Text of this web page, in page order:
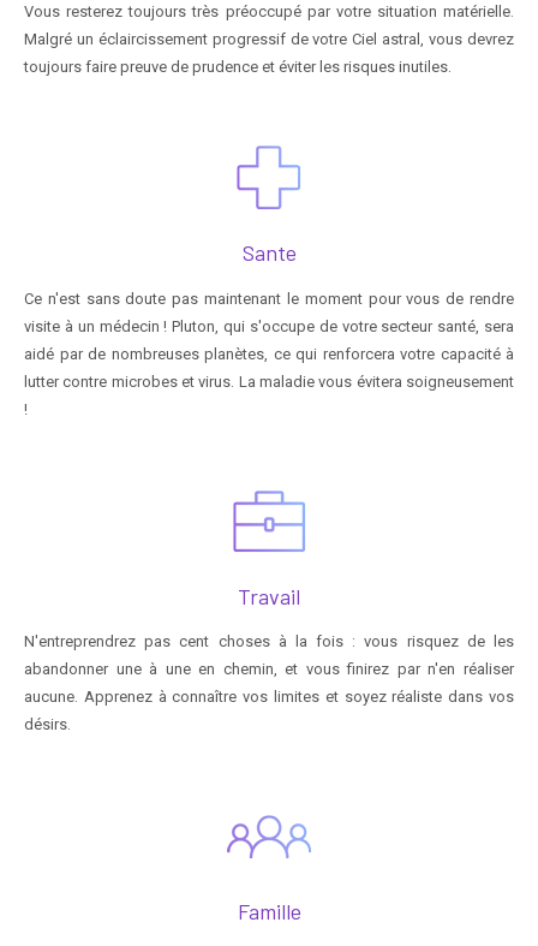
Vous resterez toujours très préoccupé par votre situation matérielle.
Malgré un éclaircissement progressif de votre Ciel astral, vous devrez
toujours faire preuve de prudence et éviter les risques inutiles.
Sante
Ce n'est sans doute pas maintenant le moment pour vous de rendre
visite à un médecin ! Pluton, qui s'occupe de votre secteur santé, sera
aidé par de nombreuses planètes, ce qui renforcera votre capacité à
lutter contre microbes et virus. La maladie vous évitera soigneusement
!
Travail
N'entreprendrez pas cent choses à la fois : vous risquez de les
abandonner une à une en chemin, et vous finirez par n'en réaliser
aucune. Apprenez à connaître vos limites et soyez réaliste dans vos
désirs.
Famille